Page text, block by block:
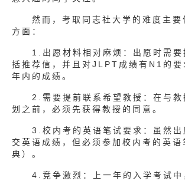
然而，考取同志社大学的难度主要
方面：
1.出愿材料相对麻烦：出愿时需要
括推荐信，并且对JLPT成绩有N1的要
年内的成绩。
2.需要提前联系希望教授：在与教
划之前，必须先获得教授的同意。
3.校内考的英语笔试要求：虽然出
交英语成绩，但必须参加校内考的英语
典）。
4.竞争激烈：上一年的入学考试中